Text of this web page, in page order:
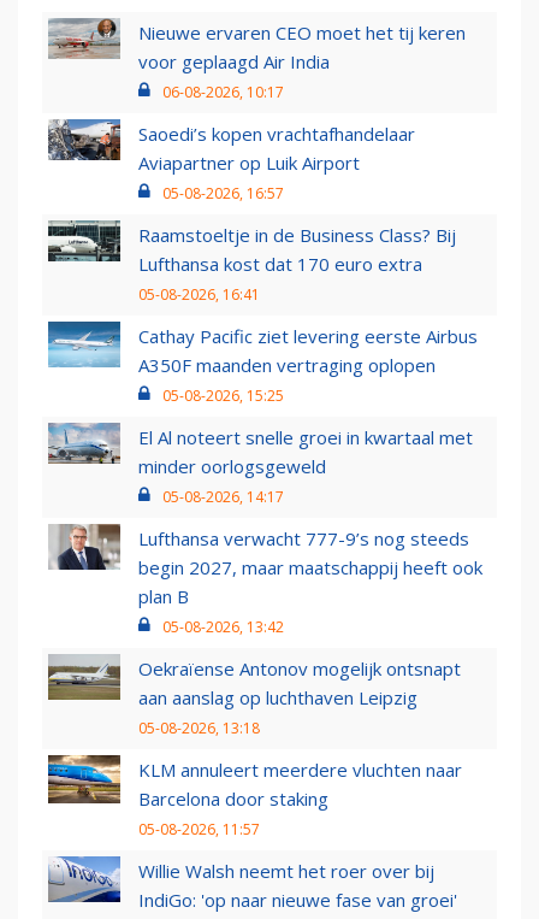
Nieuwe ervaren CEO moet het tij keren
voor geplaagd Air India
06-08-2026, 10:17
Saoedi’s kopen vrachtafhandelaar
Aviapartner op Luik Airport
05-08-2026, 16:57
Raamstoeltje in de Business Class? Bij
Lufthansa kost dat 170 euro extra
05-08-2026, 16:41
Cathay Pacific ziet levering eerste Airbus
A350F maanden vertraging oplopen
05-08-2026, 15:25
El Al noteert snelle groei in kwartaal met
minder oorlogsgeweld
05-08-2026, 14:17
Lufthansa verwacht 777-9’s nog steeds
begin 2027, maar maatschappij heeft ook
plan B
05-08-2026, 13:42
Oekraïense Antonov mogelijk ontsnapt
aan aanslag op luchthaven Leipzig
05-08-2026, 13:18
KLM annuleert meerdere vluchten naar
Barcelona door staking
05-08-2026, 11:57
Willie Walsh neemt het roer over bij
IndiGo: 'op naar nieuwe fase van groei'